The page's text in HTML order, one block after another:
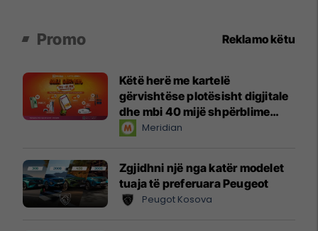
Promo Reklamo këtu
Këtë herë me kartelë
gërvishtëse plotësisht digjitale
dhe mbi 40 mijë shpërblime
instant!Meridian
Zgjidhni një nga katër modelet
tuaja të preferuara Peugeot
Peugot Kosova